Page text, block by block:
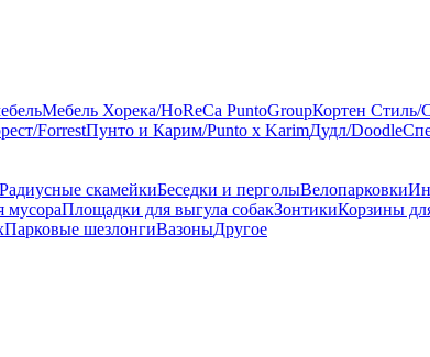
Мебель Хорека/HoReCa PuntoGroupКортен Стиль/
ForrestПунто и Карим/Punto x KarimДудл/Doodle
Радиусные скамейкиБеседки и перголыВелопарковки
мусораПлощадки для выгула собакЗонтикиКорзины
Парковые шезлонгиВазоныДругое